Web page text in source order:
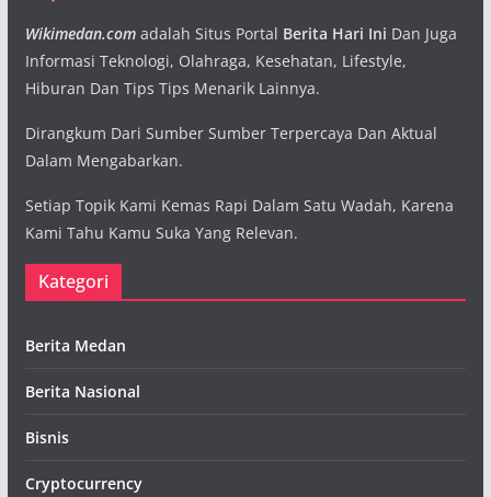
Wikimedan.comadalah Situs Portal Berita Hari Ini Dan Juga
Informasi Teknologi, Olahraga, Kesehatan, Lifestyle,
Hiburan Dan Tips Tips Menarik Lainnya.
Dirangkum Dari Sumber Sumber Terpercaya Dan Aktual
Dalam Mengabarkan.
Setiap Topik Kami Kemas Rapi Dalam Satu Wadah, Karena
Kami Tahu Kamu Suka Yang Relevan.
Kategori
Berita Medan
Berita Nasional
Bisnis
Cryptocurrency